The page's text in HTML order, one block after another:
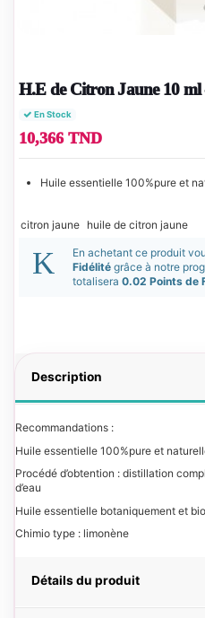
H.E de Citron Jaune 10 ml
En Stock
10,366 TND
Huile essentielle 100%pure et
citron jaune huile de citron jaune
En achetant ce produit
Fidélité grâce à notre
totalisera 0.02 Points de
Description
Recommandations :
Huile essentielle 100%pure et
Procédé d’obtention : distillation
d’eau
Huile essentielle botaniquement et
Chimio type : limonène
Détails du produit